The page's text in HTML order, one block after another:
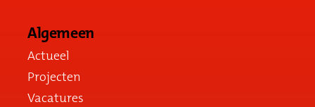
Algemeen
Actueel
Projecten
Vacatures